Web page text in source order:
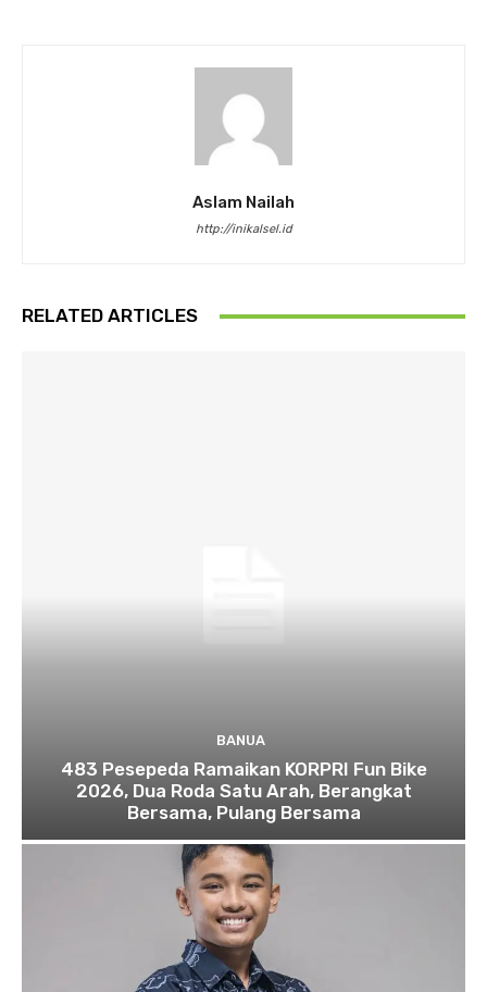
Aslam Nailah
http://inikalsel.id
RELATED ARTICLES
BANUA
483 Pesepeda Ramaikan KORPRI Fun Bike
2026, Dua Roda Satu Arah, Berangkat
Bersama, Pulang Bersama